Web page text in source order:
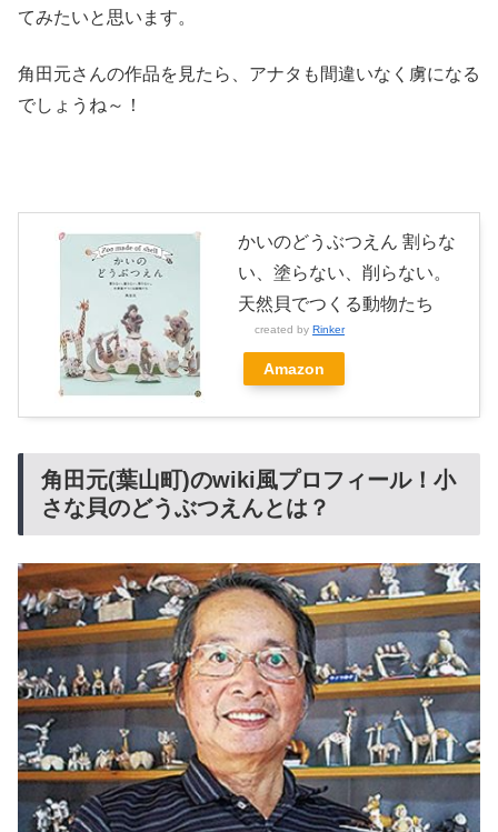
てみたいと思います。
角田元さんの作品を見たら、アナタも間違いなく虜になる
でしょうね～！
かいのどうぶつえん 割らな
い、塗らない、削らない。
天然貝でつくる動物たち
created by Rinker
Amazon
角田元(葉山町)のwiki風プロフィール！小
さな貝のどうぶつえんとは？